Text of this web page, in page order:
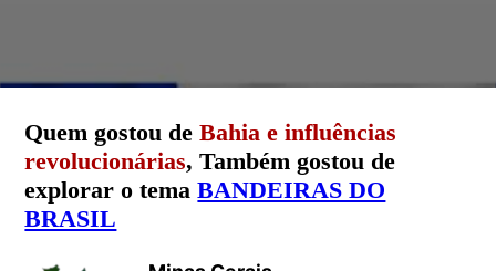
Quem gostou deBahia e influências
revolucionárias, Também gostou de
explorar o temaBANDEIRAS DO
BRASIL